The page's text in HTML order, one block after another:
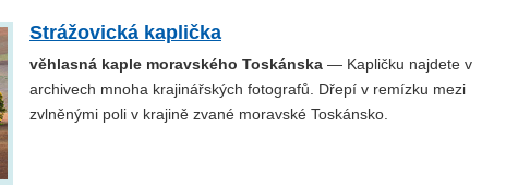
Strážovická kaplička
věhlasná kaple moravského Toskánska — Kapličku najdete v
archivech mnoha krajinářských fotografů. Dřepí v remízku mezi
zvlněnými poli v krajině zvané moravské Toskánsko.